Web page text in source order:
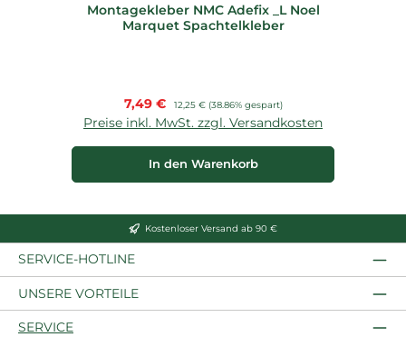
Montagekleber NMC Adefix _L Noel
Marquet Spachtelkleber
Verkaufspreis:
7,49 € Regulärer Preis:
12,25 € (38.86% gespart)
Preise inkl. MwSt. zzgl. Versandkosten
In den Warenkorb
Kostenloser Versand ab 90 €
SERVICE-HOTLINE
UNSERE VORTEILE
SERVICE